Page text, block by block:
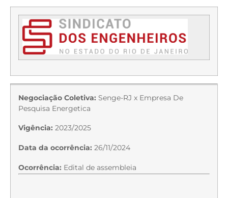
Negociação Coletiva: Senge-RJ x Empresa De
Pesquisa Energetica
Vigência: 2023/2025
Data da ocorrência: 26/11/2024
Ocorrência: Edital de assembleia